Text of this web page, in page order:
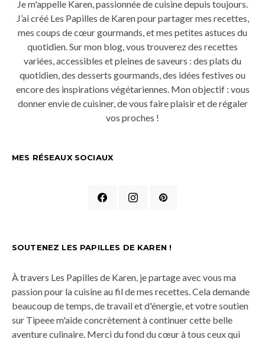
Je m'appelle Karen, passionnée de cuisine depuis toujours.
J’ai créé Les Papilles de Karen pour partager mes recettes,
mes coups de cœur gourmands, et mes petites astuces du
quotidien. Sur mon blog, vous trouverez des recettes
variées, accessibles et pleines de saveurs : des plats du
quotidien, des desserts gourmands, des idées festives ou
encore des inspirations végétariennes. Mon objectif : vous
donner envie de cuisiner, de vous faire plaisir et de régaler
vos proches !
MES RÉSEAUX SOCIAUX
SOUTENEZ LES PAPILLES DE KAREN !
À travers Les Papilles de Karen, je partage avec vous ma
passion pour la cuisine au fil de mes recettes. Cela demande
beaucoup de temps, de travail et d'énergie, et votre soutien
sur Tipeee m'aide concrètement à continuer cette belle
aventure culinaire. Merci du fond du cœur à tous ceux qui